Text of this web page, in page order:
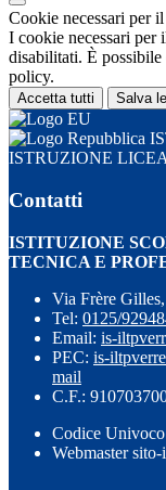
Cookie necessari per
I cookie necessari per
disabilitati. È
policy.
Accetta tutti Salva
ISTRUZIONE
Contatti
ISTITUZIONE
TECNICA E
Via Frère
Tel: 0125/
Email: is-
PEC: is-
mail
C.F.:
Codice
Webmaster